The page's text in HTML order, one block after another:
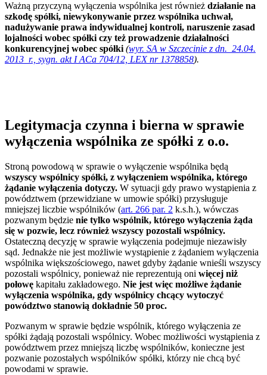
Ważną przyczyną wyłączenia wspólnika jest również działanie na
szkodę spółki, niewykonywanie przez wspólnika uchwał,
nadużywanie prawa indywidualnej kontroli, naruszenie zasad
lojalności wobec spółki czy też prowadzenie działalności
konkurencyjnej wobec spółki (wyr. SA w Szczecinie z dn. 24.04.
2013 r., sygn. akt I ACa 704/12, LEX nr 1378858).
Legitymacja czynna i bierna w sprawie
wyłączenia wspólnika ze spółki z o.o.
Stroną powodową w sprawie o wyłączenie wspólnika będą
wszyscy wspólnicy spółki, z wyłączeniem wspólnika, którego
żądanie wyłączenia dotyczy. W sytuacji gdy prawo wystąpienia z
powództwem (przewidziane w umowie spółki) przysługuje
mniejszej liczbie wspólników (art. 266 par. 2 k.s.h.), wówczas
pozwanym będzie nie tylko wspólnik, którego wyłączenia żąda
się w pozwie, lecz również wszyscy pozostali wspólnicy.
Ostateczną decyzję w sprawie wyłączenia podejmuje niezawisły
sąd. Jednakże nie jest możliwie wystąpienie z żądaniem wyłączenia
wspólnika większościowego, nawet gdyby żądanie wnieśli wszyscy
pozostali wspólnicy, ponieważ nie reprezentują oni więcej niż
połowę kapitału zakładowego. Nie jest więc możliwe żądanie
wyłączenia wspólnika, gdy wspólnicy chcący wytoczyć
powództwo stanowią dokładnie 50 proc.
Pozwanym w sprawie będzie wspólnik, którego wyłączenia ze
spółki żądają pozostali wspólnicy. Wobec możliwości wystąpienia z
powództwem przez mniejszą liczbę wspólników, konieczne jest
pozwanie pozostałych wspólników spółki, którzy nie chcą być
powodami w sprawie.